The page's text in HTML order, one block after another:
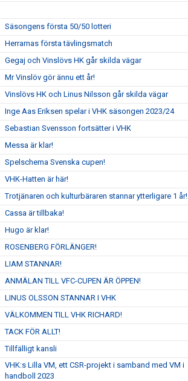
Säsongens första 50/50 lotteri
Herrarnas första tävlingsmatch
Gegaj och Vinslövs HK går skilda vägar
Mr Vinslöv gör ännu ett år!
Vinslövs HK och Linus Nilsson går skilda vägar
Inge Aas Eriksen spelar i VHK säsongen 2023/24
Sebastian Svensson fortsätter i VHK
Messa är klar!
Spelschema Svenska cupen!
VHK-Hatten är här!
Trotjänaren och kulturbäraren stannar ytterligare 1 år!
Cassa är tillbaka!
Hugo är klar!
ROSENBERG FÖRLÄNGER!
LIAM STANNAR!
ANMÄLAN TILL VFC-CUPEN ÄR ÖPPEN!
LINUS OLSSON STANNAR I VHK
VÄLKOMMEN TILL VHK RICHARD!
TACK FÖR ALLT!
Tillfälligt kansli
VHK:s Lilla VM, ett CSR-projekt i samband med VM i
handboll 2023